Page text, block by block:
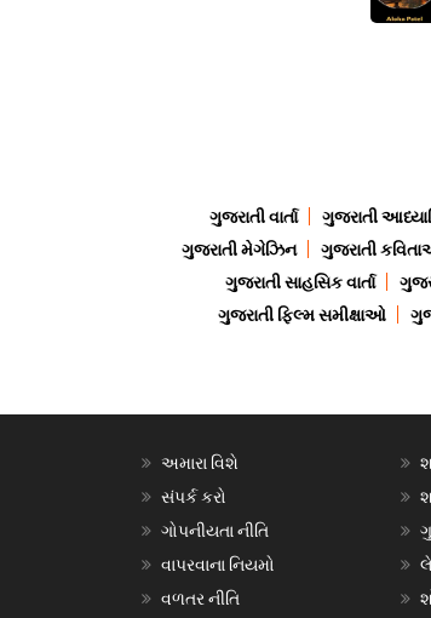
ગુજરાતી વાર્તા ગુજરાતી
ગુજરાતી મેગેઝિન
ગુજરાતી
ગુજરાતી સાહસિક વાર્તા
ગુજરાતી ફિલ્મ સમીક્ષાઓ
અમારા વિશે
સંપર્ક કરો
ગોપનીયતા નીતિ
વાપરવાના નિયમો
વળતર નીતિ